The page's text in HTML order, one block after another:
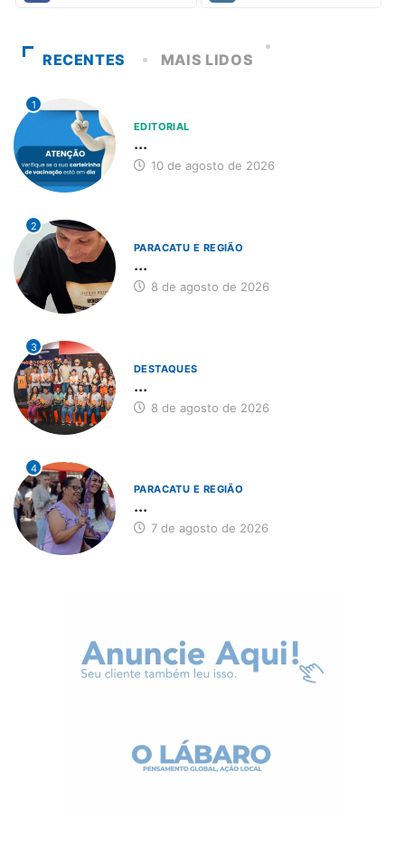
RECENTES MAIS LIDOS
1
EDITORIAL
...
10 de agosto de 2026
2
PARACATU E REGIÃO
...
8 de agosto de 2026
3
DESTAQUES
...
8 de agosto de 2026
4
PARACATU E REGIÃO
...
7 de agosto de 2026